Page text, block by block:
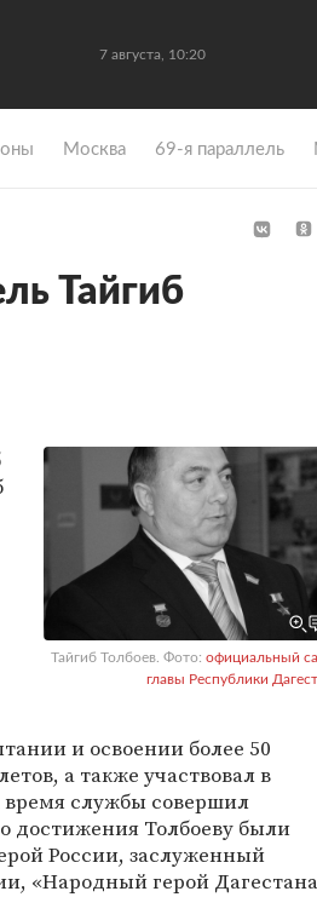
7 августа, 10:20
Москва 69-я параллель
Тайгиб
Тайгиб Толбоев. Фото: официальный
главы Республики
и освоении более 50
а также участвовал в
время службы совершил
достижения Толбоеву были
России, заслуженный
«Народный герой